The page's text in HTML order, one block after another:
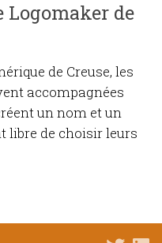
Logomaker de
de Creuse, les
accompagnées
un nom et un
libre de choisir leurs